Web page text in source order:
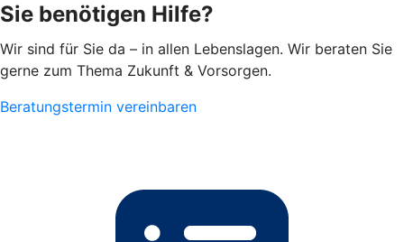
Sie benötigen Hilfe?
Wir sind für Sie da – in allen Lebenslagen. Wir beraten Sie
gerne zum Thema Zukunft & Vorsorgen.
Beratungstermin vereinbaren